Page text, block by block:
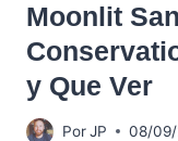
Moonlit
y Que Ver
PorJP 08/